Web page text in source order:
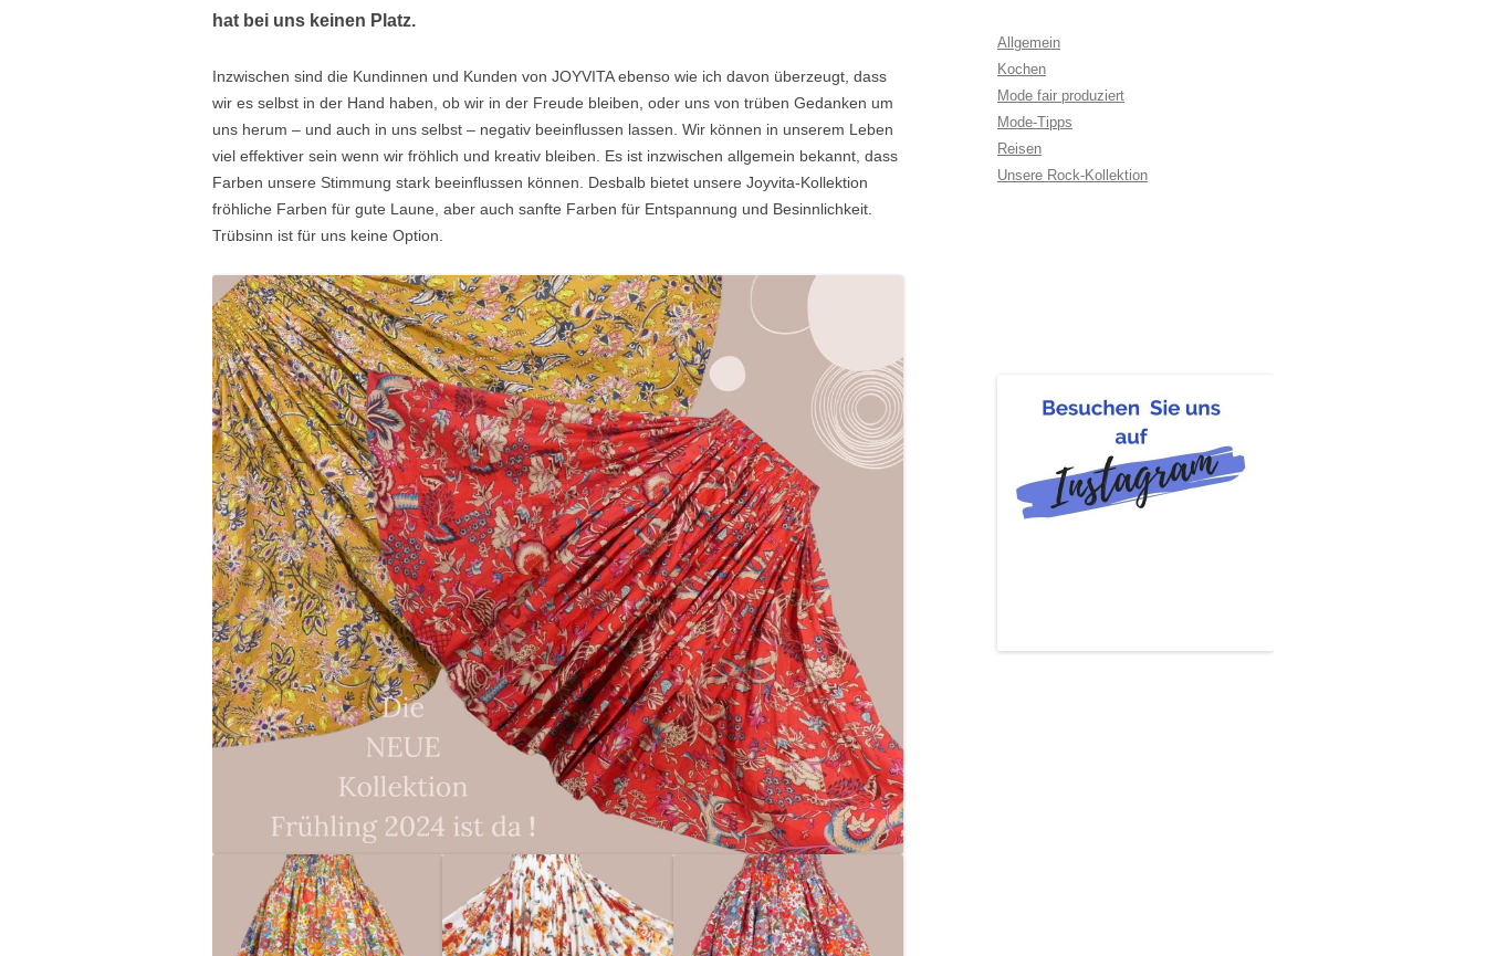
hat bei uns keinen Platz.
Inzwischen sind die Kundinnen und Kunden von JOYVITA ebenso wie ich davon überzeugt, dass
wir es selbst in der Hand haben, ob wir in der Freude bleiben, oder uns von trüben Gedanken um
uns herum – und auch in uns selbst – negativ beeinflussen lassen. Wir können in unserem Leben
viel effektiver sein wenn wir fröhlich und kreativ bleiben. Es ist inzwischen allgemein bekannt, dass
Farben unsere Stimmung stark beeinflussen können. Desbalb bietet unsere Joyvita-Kollektion
fröhliche Farben für gute Laune, aber auch sanfte Farben für Entspannung und Besinnlichkeit.
Trübsinn ist für uns keine Option.
Allgemein
Kochen
Mode fair produziert
Mode-Tipps
Reisen
Unsere Rock-Kollektion